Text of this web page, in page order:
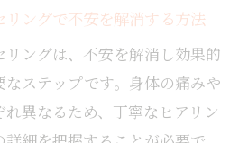
ングで不安を解消する方法
ングは、不安を解消し効果的
ステップです。身体の痛みや
異なるため、丁寧なヒアリン